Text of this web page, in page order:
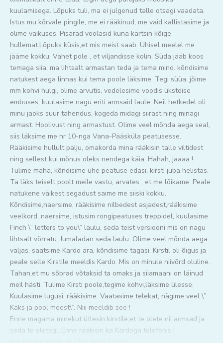
kuulamisega. Lõpuks tuli, ma ei julgenud talle otsagi vaadata.
Istus mu kõrvale pingile, me ei rääkinud, me vaid kallistasime ja
olime vaikuses. Pisarad voolasid kuna kartsin kõige
hullemat.Lõpuks küsis,et mis meist saab. Ühisel meelel me
jääme kokku. Vahet pole , et viljandisse kolin. Süda jääb koos
temaga siia, ma lihtsalt armastan teda ja tema mind. kõndisime
natukest aega linnas kui tema poole läksime. Tegi süüa, jõime
mm kohvi hulgi, olime arvutis, vedelesime voodis üksteise
embuses, kuulasime nagu eriti armsaid laule. Neil hetkedel oli
minu jaoks suur tähendus, kogeda midagi siirast ning minagi
armast. Hoolivust ning armastust. Olime veel mõnda aega seal,
siis läksime me nr 10-nga Vana-Pääsküla peatusesse.
Rääkisime hullult palju, omakorda mina rääkisin talle viltidest
ning sellest kui mõnus oleks nendega käia. Hahah, jaaaa !
Tulime maha, kõndisime ühe peatuse edasi, kirsti juba helistas.
Ta läks teiselt poolt meile vastu, arvates , et me lõikame. Peale
natukene väikest segadust saime me siiski kokku.
Kõndisime,naersime, rääkisime nilbedest asjadest,rääkisime
veelkord, naersime, istusim rongipeatuses treppidel, kuulasime
Finch \” letters to you\” laulu, seda teist versiooni mis on nagu
lihtsalt võrratu. Jumaladan seda laulu. Olime veel mõnda aega
väljas, saatsime Kardo ära, kõndisime tagasi. Kirstil oli õigus ja
peale selle Kirstile meeldis Kardo. Mis on minule niivõrd oluline.
Tahan,et mu sõbrad võtaksid ta omaks ja siiamaani on läinud
meil hästi. Tulime Kirsti poole,tegime kohvi,läksime ülesse.
Kuulasime lugusi, rääkisime. Vaatasime telekat, nägime veel \”
Kaks ja pool meest\”. Niii meeldib see !
Enne magama minekut ütlesin kirstile,et te olete nii armsad ja
seda te oletegi. Enne rääkisin ka Kardoga telefonis !